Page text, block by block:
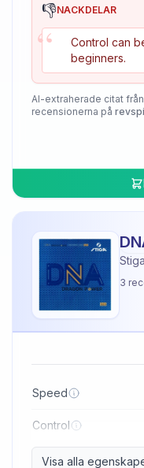
👎NACKDELAR
“
Control can
beginners.
AI-extraherade citat
recensionerna på
Stiga
3
Speed
Control
Visa alla